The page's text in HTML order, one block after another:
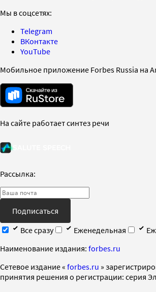
Мы в соцсетях:
Telegram
ВКонтакте
YouTube
Мобильное приложение Forbes Russia на
На сайте работает синтез речи
Рассылка:
Подписаться
Все сразу
Еженедельная
Наименование издания: forbes.ru
Cетевое издание « forbes.ru »
принятия решения о регистрации: серия